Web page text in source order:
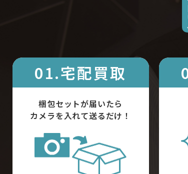
01.宅配買取
梱包セットが届いたら
カメラを入れて送るだけ！